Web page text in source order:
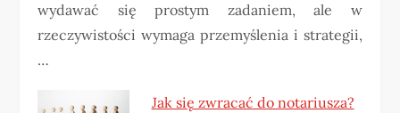
wydawać się prostym zadaniem, ale w
rzeczywistości wymaga przemyślenia i strategii,
…
Jak się zwracać do notariusza?